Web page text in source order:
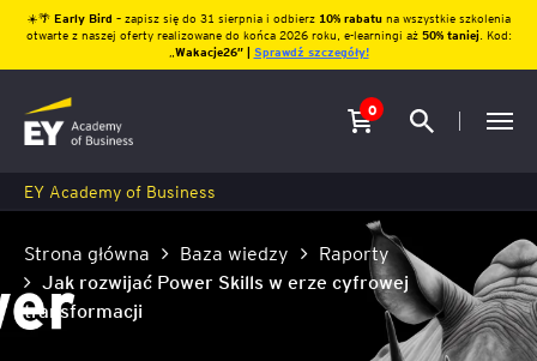
☀️🌴 Early Bird – zapisz się do 31 sierpnia i odbierz10% rabatu na wszystkie szkolenia
otwarte z naszej oferty realizowane do końca 2026 roku, e-learningi aż 50% taniej. Kod:
Wakacje26″ | Sprawdź szczegóły!
0
EY Academy of Business
Strona główna Baza wiedzy
Raporty
Jak rozwijać Power Skills w erze cyfrowej
transformacji